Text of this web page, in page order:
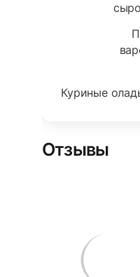
Куриные
Отзывы